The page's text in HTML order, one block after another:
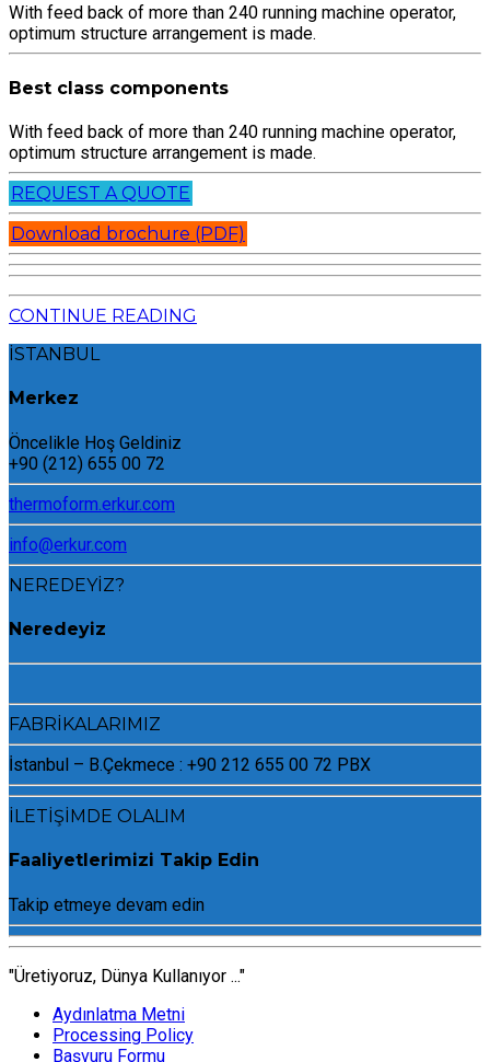
With feed back of more than 240 running machine operator,
optimum structure arrangement is made.
Best class components
With feed back of more than 240 running machine operator,
optimum structure arrangement is made.
REQUEST A QUOTE
Download brochure (PDF)
CONTINUE READING
İSTANBUL
Merkez
Öncelikle Hoş Geldiniz
+90 (212) 655 00 72
thermoform.erkur.com
info@erkur.com
NEREDEYİZ?
Neredeyiz
FABRİKALARIMIZ
İstanbul – B.Çekmece : +90 212 655 00 72 PBX
İLETİŞİMDE OLALIM
Faaliyetlerimizi Takip Edin
Takip etmeye devam edin
"Üretiyoruz, Dünya Kullanıyor ..."
Aydınlatma Metni
Processing Policy
Başvuru Formu